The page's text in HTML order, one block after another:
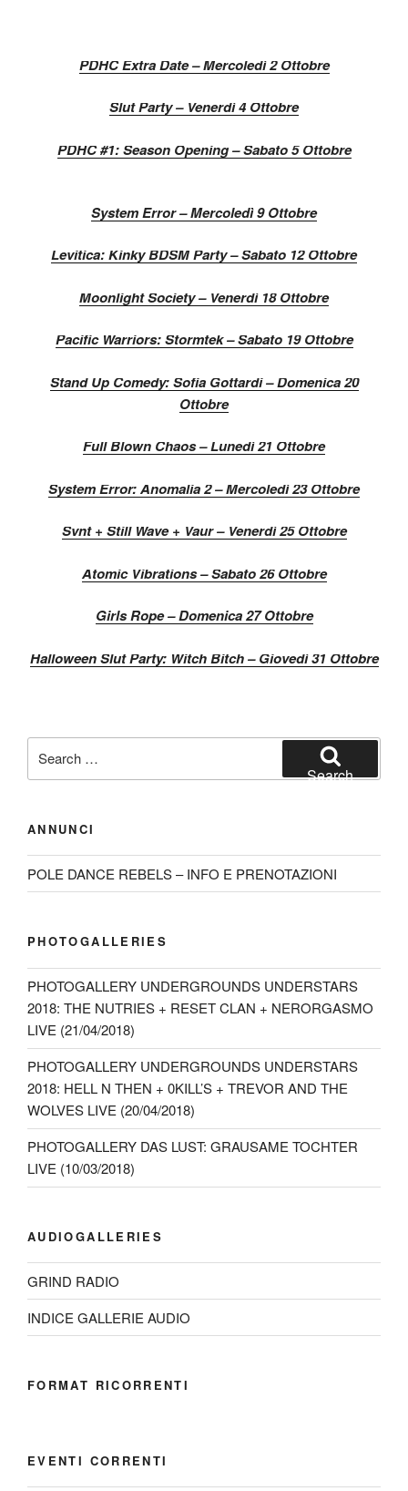
PDHC Extra Date – Mercoledì 2 Ottobre
Slut Party – Venerdì 4 Ottobre
PDHC #1: Season Opening – Sabato 5 Ottobre
System Error – Mercoledì 9 Ottobre
Levitica: Kinky BDSM Party – Sabato 12 Ottobre
Moonlight Society – Venerdì 18 Ottobre
Pacific Warriors: Stormtek – Sabato 19 Ottobre
Stand Up Comedy: Sofia Gottardi – Domenica 20
Ottobre
Full Blown Chaos – Lunedì 21 Ottobre
System Error: Anomalia 2 – Mercoledì 23 Ottobre
Svnt + Still Wave + Vaur – Venerdì 25 Ottobre
Atomic Vibrations – Sabato 26 Ottobre
Girls Rope – Domenica 27 Ottobre
Halloween Slut Party: Witch Bitch – Giovedì 31 Ottobre
for:
Search
ANNUNCI
POLE DANCE REBELS – INFO E PRENOTAZIONI
PHOTOGALLERIES
PHOTOGALLERY UNDERGROUNDS UNDERSTARS
2018: THE NUTRIES + RESET CLAN + NERORGASMO
LIVE (21/04/2018)
PHOTOGALLERY UNDERGROUNDS UNDERSTARS
2018: HELL N THEN + 0KILL’S + TREVOR AND THE
WOLVES LIVE (20/04/2018)
PHOTOGALLERY DAS LUST: GRAUSAME TOCHTER
LIVE (10/03/2018)
AUDIOGALLERIES
GRIND RADIO
INDICE GALLERIE AUDIO
FORMAT RICORRENTI
EVENTI CORRENTI